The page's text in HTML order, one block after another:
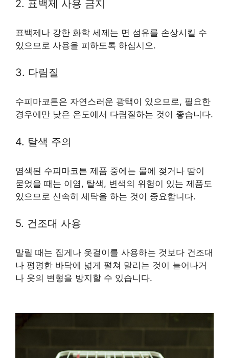
2. 표백제 사용 금지
표백제나 강한 화학 세제는 면 섬유를 손상시킬 수
있으므로 사용을 피하도록 하십시오.
3. 다림질
수피마코튼은 자연스러운 광택이 있으므로, 필요한
경우에만 낮은 온도에서 다림질하는 것이 좋습니다.
4. 탈색 주의
염색된 수피마코튼 제품 중에는 물에 젖거나 땀이
묻었을 때는 이염, 탈색, 변색의 위험이 있는 제품도
있으므로 신속히 세탁을 하는 것이 중요합니다.
5. 건조대 사용
말릴 때는 집게나 옷걸이를 사용하는 것보다 건조대
나 평평한 바닥에 넓게 펼쳐 말리는 것이 늘어나거
나 옷의 변형을 방지할 수 있습니다.